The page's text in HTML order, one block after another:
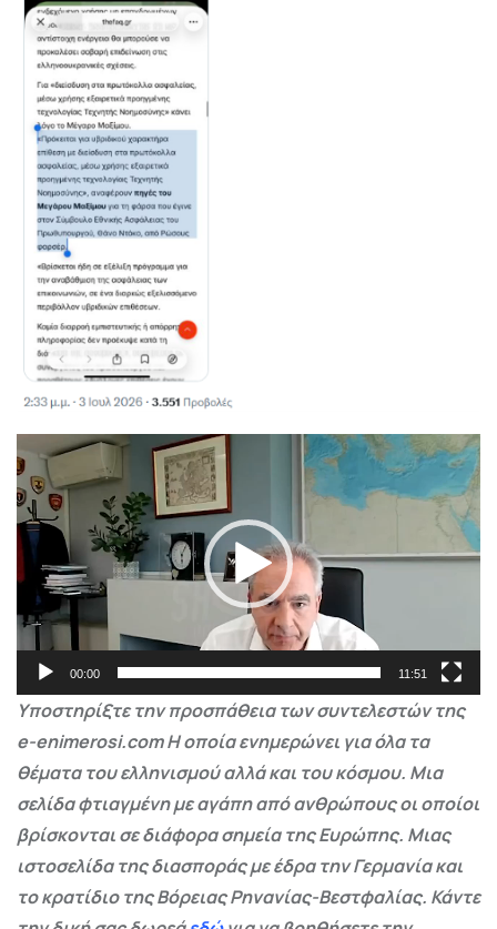
Πρόγραμμα
Αναπαραγωγής
Βίντεο
00:00 11:51
Υποστηρίξτε την προσπάθεια των συντελεστών της
e-enimerosi.com Η οποία ενημερώνει για όλα τα
θέματα του ελληνισμού αλλά και του κόσμου. Μια
σελίδα φτιαγμένη με αγάπη από ανθρώπους οι οποίοι
βρίσκονται σε διάφορα σημεία της Ευρώπης. Μιας
ιστοσελίδα της διασποράς με έδρα την Γερμανία και
το κρατίδιο της Βόρειας Ρηνανίας-Βεστφαλίας. Κάντε